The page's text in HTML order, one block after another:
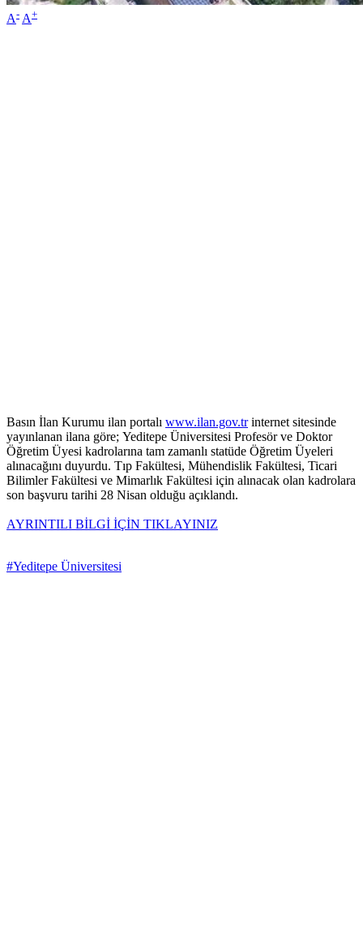
A- A+
Basın İlan Kurumu ilan portalı www.ilan.gov.trinternet sitesinde
yayınlanan ilana göre; Yeditepe Üniversitesi Profesör ve Doktor
Öğretim Üyesi kadrolarına tam zamanlı statüde Öğretim Üyeleri
alınacağını duyurdu. Tıp Fakültesi, Mühendislik Fakültesi, Ticari
Bilimler Fakültesi ve Mimarlık Fakültesi için alınacak olan kadrolara
son başvuru tarihi 28 Nisan olduğu açıklandı.
AYRINTILI BİLGİ İÇİN TIKLAYINIZ
#Yeditepe Üniversitesi